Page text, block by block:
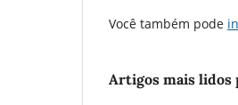
Você também pode
Artigos mais lidos